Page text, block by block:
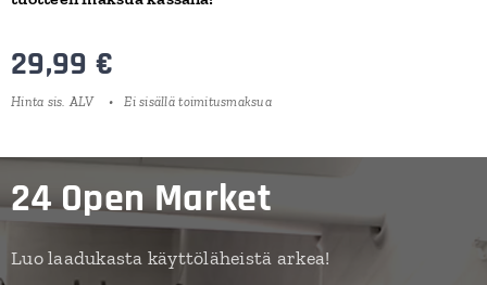
29,99 €
Hinta sis. ALV Ei sisällä toimitusmaksua
24 Open Market
Luo laadukasta käyttöläheistä arkea!